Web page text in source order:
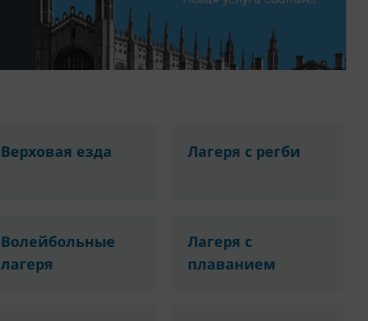
Верховая езда Лагеря с регби
Волейбольные
лагеря
Лагеря с
плаванием